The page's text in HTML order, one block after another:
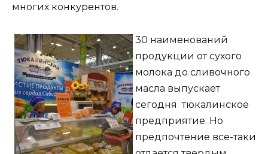
многих конкурентов.
30 наименований
продукции от сухого
молока до сливочного
масла выпускает
сегодня тюкалинское
предприятие. Но
предпочтение все-таки